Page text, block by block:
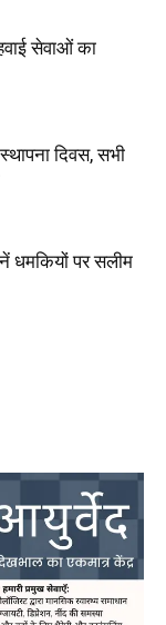
सेवाओं का
दिवस, सभी
धमकियों पर सलीम